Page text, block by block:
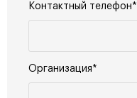
Контактный телефон*
Организация*